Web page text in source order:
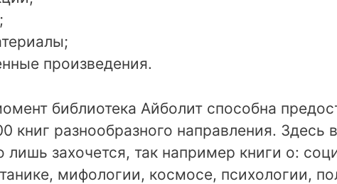
произведения.
библиотека Айболит способна
книг разнообразного направления. Здесь
лишь захочется, так например книги о:
мифологии, космосе, психологии,